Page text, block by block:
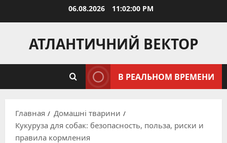
06.08.2026 11:02:01 PM
АТЛАНТИЧНИЙ ВЕКТОР
В РЕАЛЬНОМ ВРЕМЕНИ
Главная
Домашні тварини
Кукуруза для собак: безопасность, польза, риски и
правила кормления